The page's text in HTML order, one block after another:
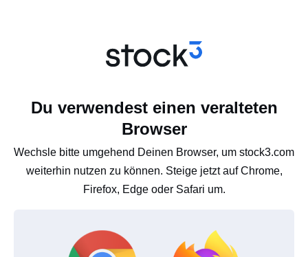
Du verwendest einen veralteten
Browser
Wechsle bitte umgehend Deinen Browser, um stock3.com
weiterhin nutzen zu können. Steige jetzt auf Chrome,
Firefox, Edge oder Safari um.